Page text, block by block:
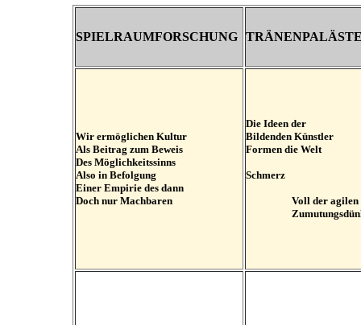
SPIELRAUMFORSCHUNG
Wir ermöglichen Kultur
Als Beitrag zum Beweis
Des Möglichkeitssinns
Also in Befolgung
Einer Empirie des dann
Doch nur Machbaren
Die Ideen der
Bildenden Künstler
Formen die Welt
Schmerz
Voll der agilen